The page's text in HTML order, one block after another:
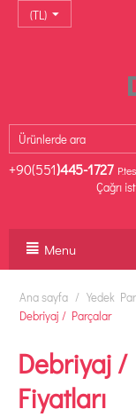
(TL)
+90(551)445-1727
Çağrı
Menu
Ana sayfa / Yedek
Debriyaj / Parçalar
Debriyaj
Fiyatları